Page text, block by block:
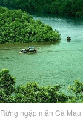
Rừng ngập mặn Cà Mau